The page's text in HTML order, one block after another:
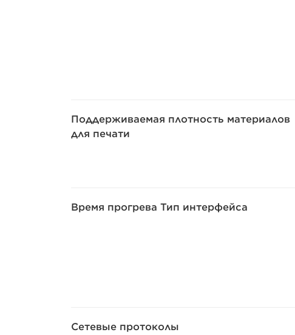
Поддерживаемая плотность материалов
для печати
Время прогрева Тип интерфейса
Сетевые протоколы